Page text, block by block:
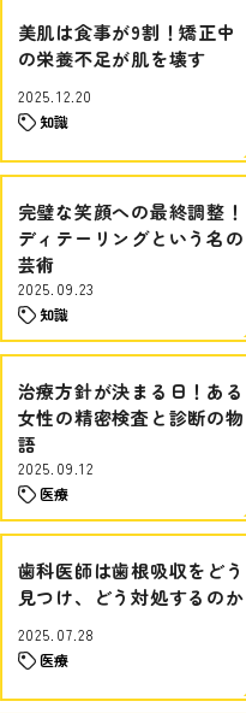
美肌は食事が9割！矯正中
の栄養不足が肌を壊す
2025.12.20
知識
完璧な笑顔への最終調整！
ディテーリングという名の
芸術
2025.09.23
知識
治療方針が決まる日！ある
女性の精密検査と診断の物
語
2025.09.12
医療
歯科医師は歯根吸収をどう
見つけ、どう対処するのか
2025.07.28
医療